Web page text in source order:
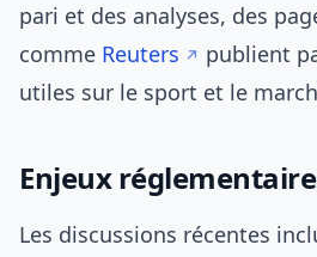
pari et des analyses, des
comme Reuters
publient
utiles sur le sport et le
Enjeux
Les discussions récentes